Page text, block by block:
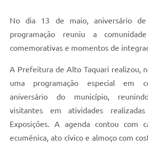
No dia 13 de maio, aniversário
programação reuniu a
comemorativas e momentos de
A Prefeitura de Alto Taquari realizou,
uma programação especial em
aniversário do município,
visitantes em atividades
Exposições. A agenda contou com
ecumênica, ato cívico e almoço com